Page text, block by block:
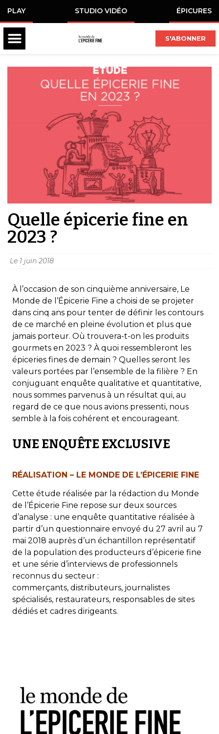
PLAY STUDIO VIDÉO ÉPICURES
S'ABONNER
Quelle épicerie fine en
2023 ?
Le 1 juin 2018
À l’occasion de son cinquième anniversaire, Le
Monde de l’Épicerie Fine a choisi de se projeter
dans cinq ans pour tenter de définir les contours
de ce marché en pleine évolution et plus que
jamais porteur. Où trouvera-t-on les produits
gourmets en 2023 ? À quoi ressembleront les
épiceries fines de demain ? Quelles seront les
valeurs portées par l’ensemble de la filière ? En
conjuguant enquête qualitative et quantitative,
nous sommes parvenus à un résultat qui, au
regard de ce que nous avions pressenti, nous
semble à la fois cohérent et encourageant.
UNE ENQUÊTE EXCLUSIVE
RÉALISATION – LE MONDE DE L’ÉPICERIE FINE
Cette étude réalisée par la rédaction du Monde
de l’Épicerie Fine repose sur deux sources
d’analyse : une enquête quantitative réalisée à
partir d’un questionnaire envoyé du 27 avril au 7
mai 2018 auprès d’un échantillon représentatif
de la population des producteurs d’épicerie fine
et une série d’interviews de professionnels
reconnus du secteur :
commerçants, distributeurs, journalistes
spécialisés, restaurateurs, responsables de sites
dédiés et cadres dirigeants.